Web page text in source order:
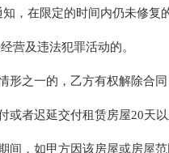
，在限定的时间内仍未修复的
及违法犯罪活动的。
之一的，乙方有权解除合同
者迟延交付租赁房屋20天以
，如甲方因该房屋或房屋范